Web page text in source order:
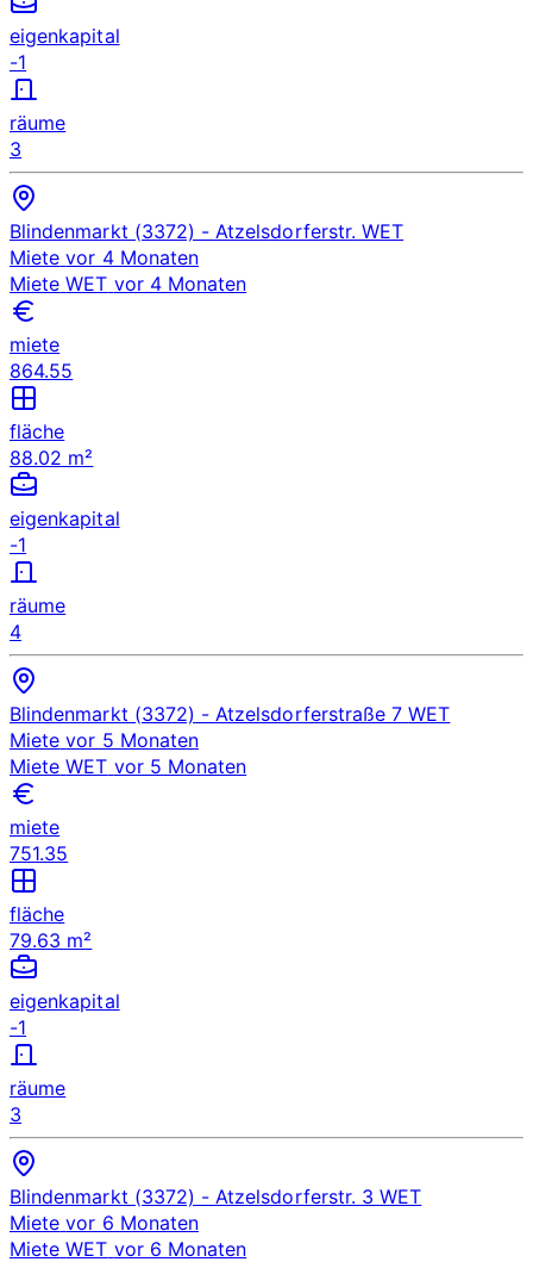
eigenkapital
-1
räume
3
Blindenmarkt (3372) - Atzelsdorferstr. WET
Miete vor 4 Monaten
Miete WET vor 4 Monaten
miete
864.55
fläche
88.02 m²
eigenkapital
-1
räume
4
Blindenmarkt (3372) - Atzelsdorferstraße 7 WET
Miete vor 5 Monaten
Miete WET vor 5 Monaten
miete
751.35
fläche
79.63 m²
eigenkapital
-1
räume
3
Blindenmarkt (3372) - Atzelsdorferstr. 3 WET
Miete vor 6 Monaten
Miete WET vor 6 Monaten